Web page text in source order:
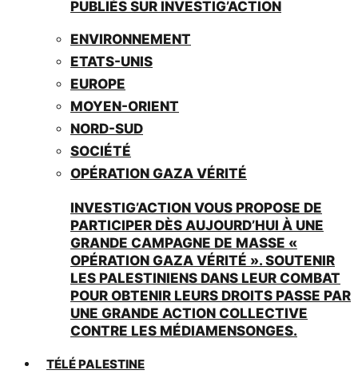
PUBLIÉS SUR INVESTIG’ACTION
ENVIRONNEMENT
ETATS-UNIS
EUROPE
MOYEN-ORIENT
NORD-SUD
SOCIÉTÉ
OPÉRATION GAZA VÉRITÉ
INVESTIG’ACTION VOUS PROPOSE DE
PARTICIPER DÈS AUJOURD’HUI À UNE
GRANDE CAMPAGNE DE MASSE «
OPÉRATION GAZA VÉRITÉ ». SOUTENIR
LES PALESTINIENS DANS LEUR COMBAT
POUR OBTENIR LEURS DROITS PASSE PAR
UNE GRANDE ACTION COLLECTIVE
CONTRE LES MÉDIAMENSONGES.
TÉLÉ PALESTINE